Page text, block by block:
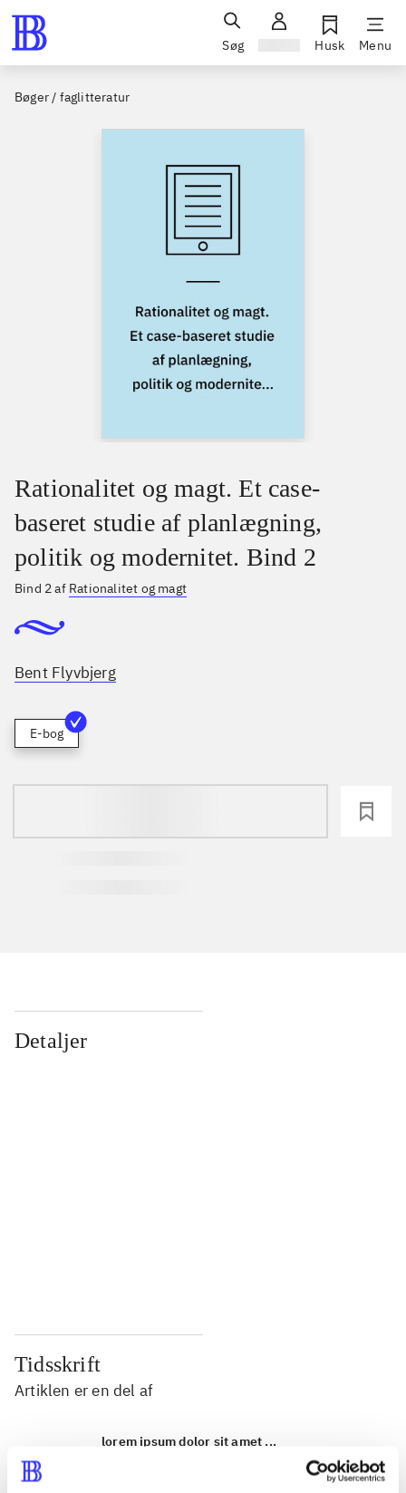
Søg Husk Menu
Bøger / faglitteratur
Rationalitet og magt. Et case-
baseret studie af planlægning,
politik og modernitet. Bind 2
Bind 2 af Rationalitet og magt
Bent Flyvbjerg
E-bog
Detaljer
Tidsskrift
Artiklen er en del af
lorem ipsum dolor sit amet ...